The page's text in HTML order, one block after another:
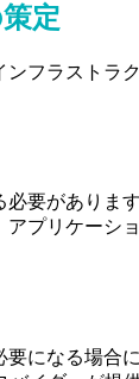
定
フラストラ
要があり
プリケーシ
になる場合